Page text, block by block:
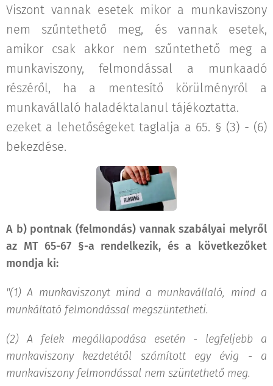
Viszont vannak esetek mikor a munkaviszony
nem szűntethető meg, és vannak esetek,
amikor csak akkor nem szűntethető meg a
munkaviszony, felmondással a munkaadó
részéről, ha a mentesítő körülményről a
munkavállaló haladéktalanul tájékoztatta.
ezeket a lehetőségeket taglalja a 65. § (3) - (6)
bekezdése.
A b) pontnak (felmondás) vannak szabályai melyről
az MT 65-67 §-a rendelkezik, és a következőket
mondja ki:
"(1) A munkaviszonyt mind a munkavállaló, mind a
munkáltató felmondással megszüntetheti.
(2) A felek megállapodása esetén - legfeljebb a
munkaviszony kezdetétől számított egy évig - a
munkaviszony felmondással nem szüntethető meg.